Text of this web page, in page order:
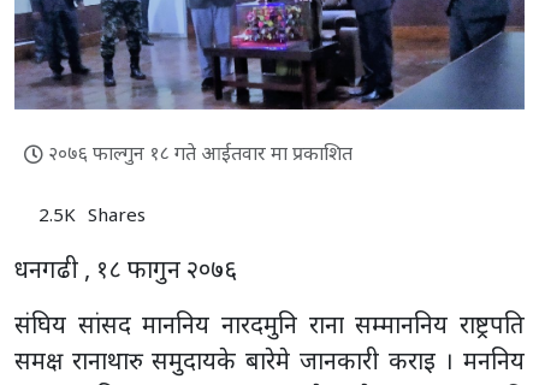
२०७६ फाल्गुन १८ गते आईतवार मा प्रकाशित
2.5K Shares
समक्ष रानाथारु समुदायके बारेमे जानकारी कराइ । मननिय
राना कहि रानाथारु समुदायके नेपाल सरकारकी
मन्त्रिपरिषको माघ २० गतेक बैठकसे माघ २३ गते आदिबासि
जनजातीमे सुचिकृत करनसे समग्र रानााथारु समुदाय
हर्षबिभोर भएहए सम्माननिय राष्ट्रपतिके जानकारी कराइ ।